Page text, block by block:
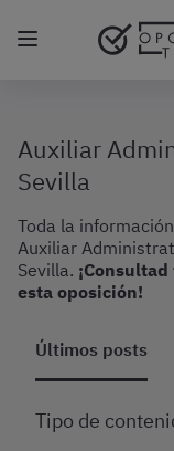
Auxiliar
Sevilla
Toda la
Auxiliar
Sevilla.
esta oposición!
Últimos posts
Tipo de